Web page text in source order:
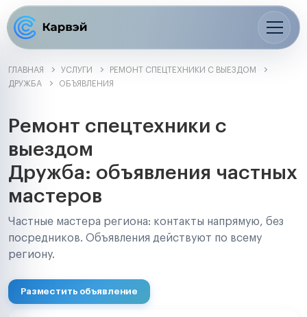
ГЛАВНАЯ УСЛУГИ
РЕМОНТ СПЕЦТЕХНИКИ С ВЫЕЗДОМ
ДРУЖБА
ОБЪЯВЛЕНИЯ
Ремонт спецтехники с
выездом
Дружба: объявления частных
мастеров
Частные мастера региона: контакты напрямую, без
посредников. Объявления действуют по всему
региону.
Разместить объявление